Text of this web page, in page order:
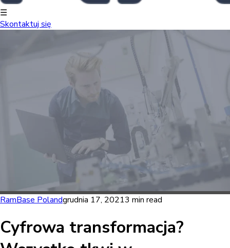
☰
Skontaktuj się
RamBase Polandgrudnia 17, 20213 min read
Cyfrowa transformacja?